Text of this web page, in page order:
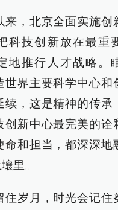
来，北京全面实施创
科技创新放在最重
地推行人才战略。
界主要科学中心和
续，这是精神的传承
创新中心最完美的诠
命和担当，都深深地
里。
岁月，时光会记住